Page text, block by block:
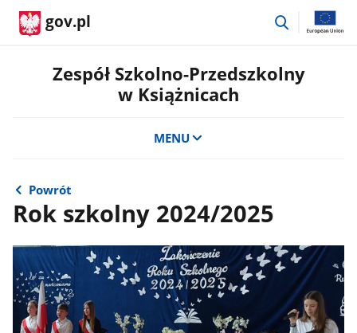
gov.pl
przejdź
Zespół Szkolno-Przedszkolny
w Książnicach
MENU
Powrót
Rok szkolny 2024/2025